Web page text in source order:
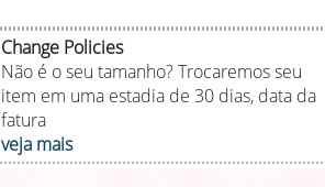
Change Policies
Não é o seu tamanho? Trocaremos seu
item em uma estadia de 30 dias, data da
fatura
veja mais